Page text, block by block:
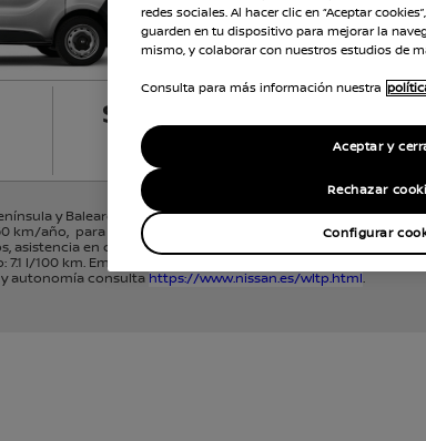
redes sociales. Al hacer clic en “Aceptar
guarden en tu dispositivo para mejorar la
mismo, y colaborar con nuestros estudios de
Consulta para más información nuestra
Rechazar
Aceptar y
Configurar